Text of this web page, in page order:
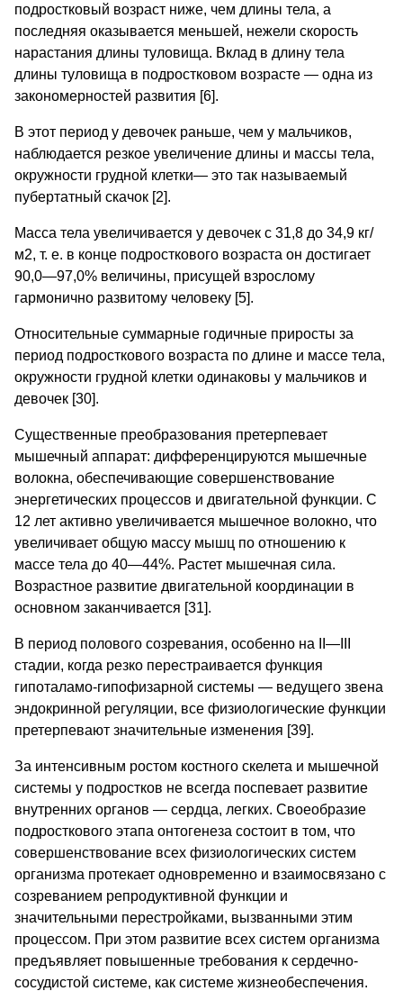
подростковый возраст ниже, чем длины тела, а
последняя оказывается меньшей, нежели скорость
нарастания длины туловища. Вклад в длину тела
длины туловища в подростковом возрасте — одна из
закономерностей развития [6].
В этот период у девочек раньше, чем у мальчиков,
наблюдается резкое увеличение длины и массы тела,
окружности грудной клетки— это так называемый
пубертатный скачок [2].
Масса тела увеличивается у девочек с 31,8 до 34,9 кг/
м2, т. е. в конце подросткового возраста он достигает
90,0—97,0% величины, присущей взрослому
гармонично развитому человеку [5].
Относительные суммарные годичные приросты за
период подросткового возраста по длине и массе тела,
окружности грудной клетки одинаковы у мальчиков и
девочек [30].
Существенные преобразования претерпевает
мышечный аппарат: дифференцируются мышечные
волокна, обеспечивающие совершенствование
энергетических процессов и двигательной функции. С
12 лет активно увеличивается мышечное волокно, что
увеличивает общую массу мышц по отношению к
массе тела до 40—44%. Растет мышечная сила.
Возрастное развитие двигательной координации в
основном заканчивается [31].
В период полового созревания, особенно на II—III
стадии, когда резко перестраивается функция
гипоталамо-гипофизарной системы — ведущего звена
эндокринной регуляции, все физиологические функции
претерпевают значительные изменения [39].
За интенсивным ростом костного скелета и мышечной
системы у подростков не всегда поспевает развитие
внутренних органов — сердца, легких. Своеобразие
подросткового этапа онтогенеза состоит в том, что
совершенствование всех физиологических систем
организма протекает одновременно и взаимосвязано с
созреванием репродуктивной функции и
значительными перестройками, вызванными этим
процессом. При этом развитие всех систем организма
предъявляет повышенные требования к сердечно-
сосудистой системе, как системе жизнеобеспечения.